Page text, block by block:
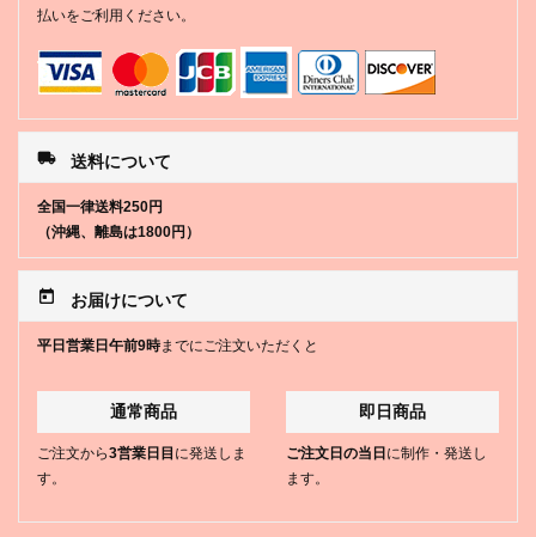
払いをご利用ください。
local_shipping 送料について
全国一律送料250円
（沖縄、離島は1800円）
today お届けについて
平日営業日午前9時までにご注文いただくと
通常商品
ご注文から3営業日目 に発送しま
す。
即日商品
ご注文日の当日 に制作・発送し
ます。